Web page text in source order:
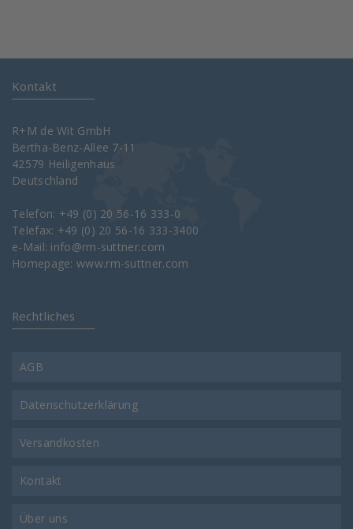
Kontakt
R+M de Wit GmbH
Bertha-Benz-Allee 7-11
42579 Heiligenhaus
Deutschland
Telefon: +49 (0) 20 56-16 333-0
Telefax: +49 (0) 20 56-16 333-3400
e-Mail: info@rm-suttner.com
Homepage:www.rm-suttner.com
Rechtliches
AGB
Datenschutzerklärung
Versandkosten
Kontakt
Über uns